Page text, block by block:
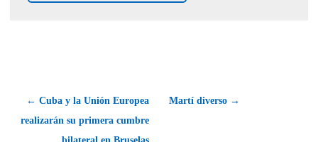
← Cuba y la Unión Europea
realizarán su primera cumbre
Martí diverso →